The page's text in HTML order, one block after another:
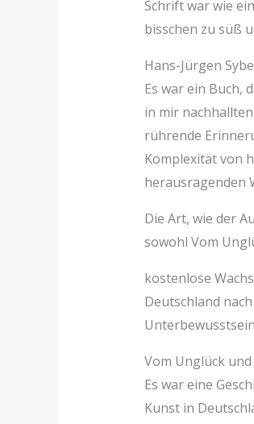
Schrift war wie
bisschen zu süß
Hans-Jürgen
Es war ein Buch,
in mir
rührende
Komplexität von
herausragenden
Die Art, wie der
sowohl Vom
kostenlose
Deutschland
Vom Unglück
Es war eine
Kunst in